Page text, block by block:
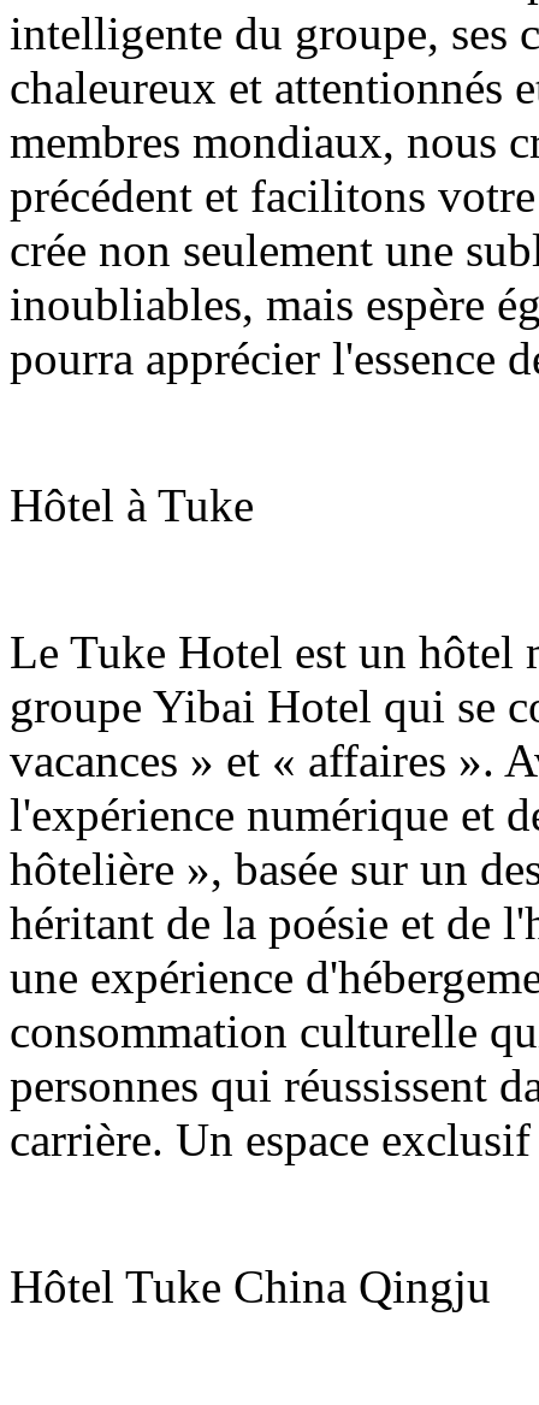
intelligente du groupe, ses
chaleureux et attentionnés
membres mondiaux, nous
précédent et facilitons
crée non seulement une
inoubliables, mais espère
pourra apprécier l'essence
Hôtel à Tuke
Le Tuke Hotel est un hôtel
groupe Yibai Hotel qui se
vacances » et « affaires ».
l'expérience numérique et
hôtelière », basée sur un
héritant de la poésie et de
une expérience
consommation culturelle
personnes qui réussissent
carrière. Un espace
Hôtel Tuke China Qingju